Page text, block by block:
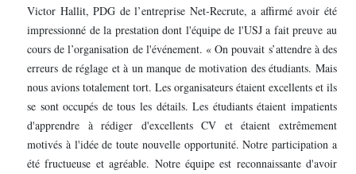
Victor Hallit, PDG de l’entreprise Net-Recrute, a affirmé avoir été
impressionné de la prestation dont l'équipe de l'USJ a fait preuve au
cours de l’organisation de l'événement. « On pouvait s’attendre à des
erreurs de réglage et à un manque de motivation des étudiants. Mais
nous avions totalement tort. Les organisateurs étaient excellents et ils
se sont occupés de tous les détails. Les étudiants étaient impatients
d'apprendre à rédiger d'excellents CV et étaient extrêmement
motivés à l'idée de toute nouvelle opportunité. Notre participation a
été fructueuse et agréable. Notre équipe est reconnaissante d'avoir